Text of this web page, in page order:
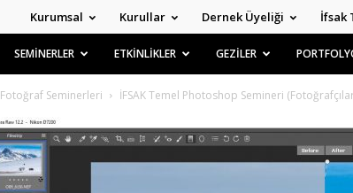
Kurumsal Kurullar Dernek Üyeliği İfsak
İFSAK
SEMİNERLER ETKİNLİKLER GEZİLER
Fotoğraf Seminerleri İFSAK Temel Photoshop Semineri